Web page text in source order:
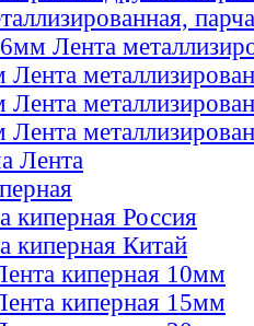
парча
Лента
Лента
Лента
киперная Россия
киперная Китай
киперная 10мм
киперная 15мм